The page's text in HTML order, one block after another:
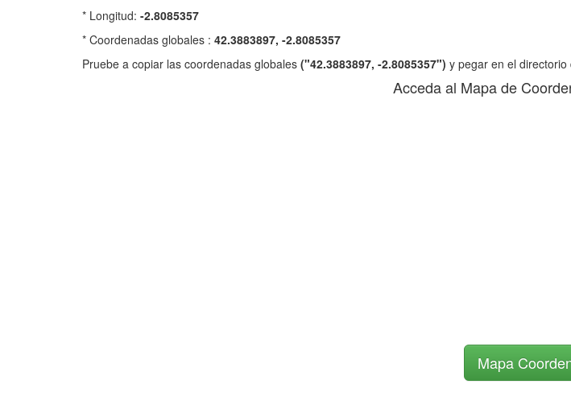
* Longitud: -2.8085357
* Coordenadas globales : 42.3883897, -2.8085357
Pruebe a copiar las coordenadas globales ("42.3883897, -2.8085357") y pegar en el
Acceda al Mapa de
Mapa